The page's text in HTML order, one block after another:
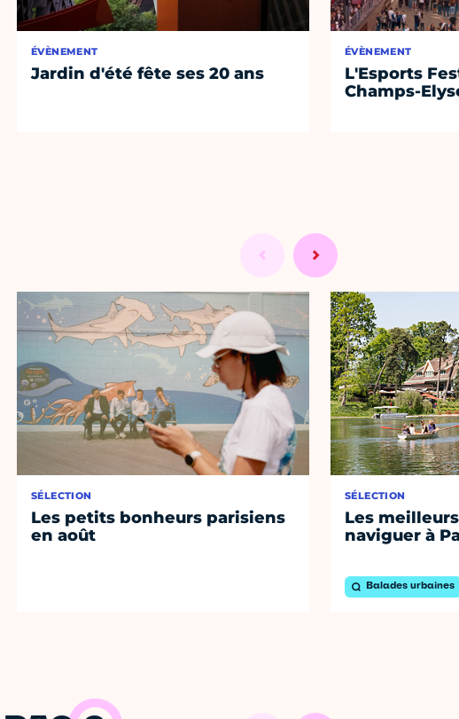
ÉVÈNEMENT
Jardin d'été fête ses 20 ans
ÉVÈNEMENT
L'Esports
Champs-
SÉLECTION
Les petits bonheurs parisiens
en août
SÉLECTION
Les
naviguer à
Balades urbaines